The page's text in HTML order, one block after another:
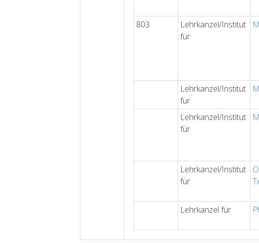
803
Lehrkanzel/Institut
für
Lehrkanzel/Institut
für
Lehrkanzel/Institut
für
Lehrkanzel/Institut
für
Lehrkanzel für